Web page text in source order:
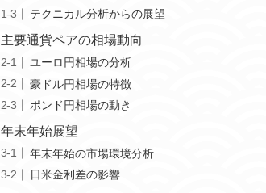
テクニカル分析からの展望
主要通貨ペアの相場動向
ユーロ円相場の分析
豪ドル円相場の特徴
ポンド円相場の動き
年末年始展望
年末年始の市場環境分析
日米金利差の影響